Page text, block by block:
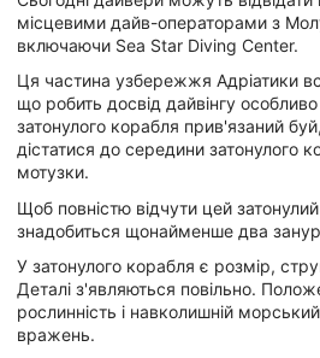
місцевими дайв-операторами з
включаючи Sea Star Diving Center.
Ця частина узбережжя Адріатики
що робить досвід дайвінгу
затонулого корабля прив'язаний
дістатися до середини затонулого
мотузки.
Щоб повністю відчути цей
знадобиться щонайменше два
У затонулого корабля є розмір,
Деталі з'являються повільно.
рослинність і навколишній
вражень.